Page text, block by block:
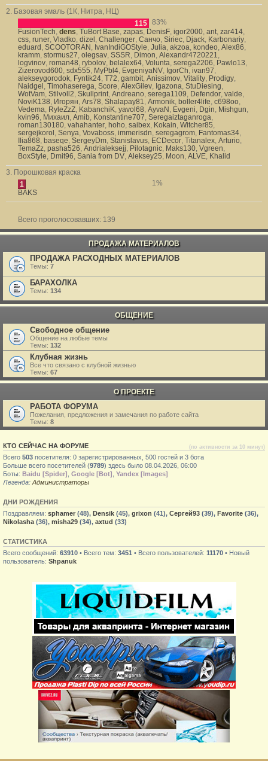
2. Базовая эмаль (1К, Нитра, НЦ)
115
FusionTech, dens, TuBort Base, zapas, DenisF, igor2000, ant, zar414,
css, runer, Vladko, dizel , Challenger, Санчо, Siriec, Djack, Karbonariy,
eduard , SCOOTORAN , IvanIndiGOStyle, Julia, akzoa, kondeo, Alex86,
kramm, stormus27, olegsav, SSSR, Dimon, Alexandr4720221,
logvinov, roman48, rybolov, belalex64, Volunta, serega2206, Pawlo13,
Zizerovod600, sdx555, MyPbl4, EvgeniyaNV, IgorCh, ivan97,
alekseygorodok, Fyntik24, T72, gambit, Anissimov, Vitality, Prodigy,
Naidgel , Timohaserega, Score, AlexGilev, Igazona, StuDiesing,
WotVam, Stilvoll2, Skullprint, Andreano, serega1109, Defendor, valde,
NoviK138, Игорян, Ars78, Shalapay81, Armonik, boller4life, c698oo,
Vedema, RyleZzZ, KabanchiK, yavol68, AyvaN , Evgeni, Dgin, Mishgun,
kvin96, Михаил, Amib, Konstantine707, Seregaiztaganroga,
roman130180, vahahanter, hoho, saibex, Kokain, Witcher85,
sergejkorol , Senya, Vovaboss, immerisdn, seregagrom, Fantomas34,
Ilia868, baseqe, SergeyDm, Stanislavus, ECDecor, Titanalex, Arturio,
TemaZz, pasha526, Andrialeksejj, Pilotagnic, Maks130, Vgreen,
BoxStyle, Dmit96, Sania from DV, Aleksey25, Moon, ALVE, Khalid
83%
3. Порошковая краска
1
BAKS
1%
Всего проголосовавших: 139
ПРОДАЖА МАТЕРИАЛОВ
ПРОДАЖА РАСХОДНЫХ МАТЕРИАЛОВ
Темы: 7
БАРАХОЛКА
Темы: 134
ОБЩЕНИЕ
Свободное общение
Общение на любые темы
Темы: 132
Клубная жизнь
Все что связано с клубной жизнью
Темы: 67
О ПРОЕКТЕ
РАБОТА ФОРУМА
Пожелания, предложения и замечания по работе сайта
Темы: 8
КТО СЕЙЧАС НА ФОРУМЕ (по активности за 10 минут)
Всего 503 посетителя: 0 зарегистрированных, 500 гостей и 3 бота
Больше всего посетителей (9789) здесь было 08.04.2026, 06:00
Боты: Baidu [Spider] Google [Bot] Yandex [Images]
Легенда: Администраторы
ДНИ РОЖДЕНИЯ
Поздравляем: sphamer (48), Densik (45), grixon (41), Сергей93 (39), Favorite (36),
Nikolasha (36), misha29 (34), axtud (33)
СТАТИСТИКА
Всего сообщений: 63910 • Всего тем: 3451 • Всего пользователей: 11170 • Новый
пользователь: Shpanuk